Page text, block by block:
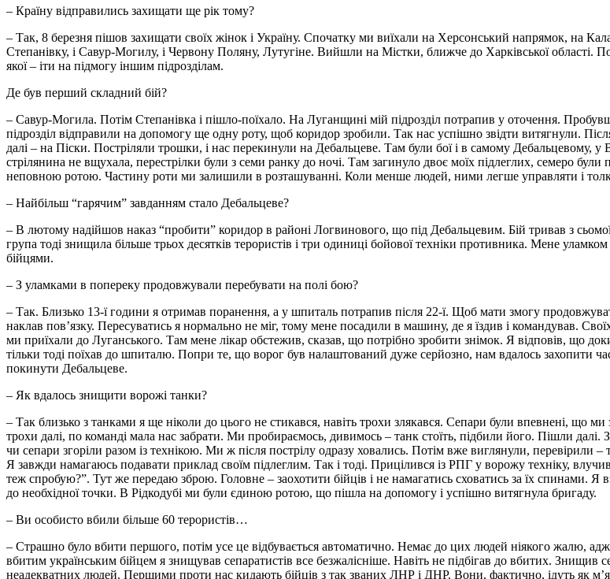
– Країну відправились захищати ще рік тому?
– Так, 8 березня пішов захищати своїх жінок і Україну. Спочатку ми виїхали на Херсонський напрямок, на
Степанівку, і Савур-Могилу, і Червону Поляну, Лутугіне. Вийшли на Містки, ближче до Харківської області.
якої – іти на підмогу іншим підрозділам.
Де був перший складний бій?
– Савур-Могила. Потім Степанівка і пішло-поїхало. На Луганщині мій підрозділ потрапив у оточення.
підрозділ відправили на допомогу ще одну роту, щоб коридор зробили. Так нас успішно звідти витягнули.
далі – на Піски. Постріляли трошки, і нас перекинули на Дебальцеве. Там були бої і в самому Дебальцевому, у
стрілянина не вщухала, перестрілки були з семи ранку до ночі. Там загинуло двоє моїх підлеглих, семеро
неповною ротою. Частину роти ми залишили в розташуванні. Коли менше людей, ними легше управляти і
– Найбільш “гарячим” завданням стало Дебальцеве?
– В лютому надійшов наказ “пробити” коридор в районі Логвинового, що під Дебальцевим. Бій тривав з
група тоді знищила більше трьох десятків терористів і три одиниці бойової техніки противника. Мене
бійцями.
– З уламками в попереку продовжували перебувати на полі бою?
– Так. Близько 13-ї години я отримав поранення, а у шпиталь потрапив після 22-ї. Щоб мати змогу
наклав пов’язку. Пересуватись я нормально не міг, тому мене посадили в машину, де я їздив і командував.
ми приїхали до Луганського. Там мене лікар обстежив, сказав, що потрібно зробити знімок. Я відповів, що
тільки тоді поїхав до шпиталю. Попри те, що ворог був налаштований дуже серйозно, нам вдалось захопити
покинути Дебальцеве.
– Як вдалось знищити ворожі танки?
– Так близько з танками я ще ніколи до цього не стикався, навіть трохи злякався. Сепари були впевнені, що
трохи далі, по команді мала нас забрати. Ми пробираємось, дивимось – танк стоїть, підбили його. Пішли далі.
чи сепари згоріли разом із технікою. Ми ж після пострілу одразу ховались. Потім вже виглянули, перевірили –
Я завжди намагаюсь подавати приклад своїм підлеглим. Так і тоді. Прицілився із РПГ у ворожу техніку,
теж спробую?”. Тут же передаю зброю. Головне – заохотити бійців і не намагатись сховатись за їх
до необхідної точки. В Рідкодубі ми були єдиною ротою, що пішла на допомогу і успішно витягнула бригаду.
– Ви особисто вбили більше 60 терористів…
– Страшно було вбити першого, потім усе це відбувається автоматично. Немає до цих людей ніякого жалю,
вбитим українським бійцем я знищував сепаратистів все безжалісніше. Навіть не підбігав до вбитих.
неадекватних людей. Першими проти нас кидають бійців з так званих ЛНР і ДНР. Вони, фактично, ідуть як